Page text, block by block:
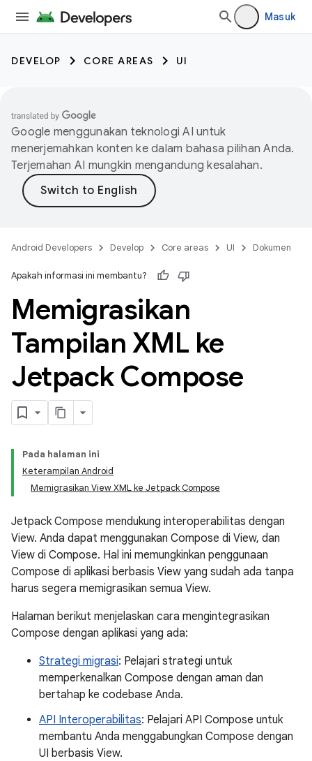
Masuk
DEVELOP CORE AREAS UI
Google menggunakan teknologi AI untuk
menerjemahkan konten ke dalam bahasa pilihan Anda.
Terjemahan AI mungkin mengandung kesalahan.
Android Developers Develop Core areas UI Dokumen
Apakah informasi ini membantu?
Memigrasikan
Tampilan XML ke
Jetpack Compose
Pada halaman ini
Keterampilan Android
Memigrasikan View XML ke Jetpack Compose
Jetpack Compose mendukung interoperabilitas dengan
View. Anda dapat menggunakan Compose di View, dan
View di Compose. Hal ini memungkinkan penggunaan
Compose di aplikasi berbasis View yang sudah ada tanpa
harus segera memigrasikan semua View.
Halaman berikut menjelaskan cara mengintegrasikan
Compose dengan aplikasi yang ada:
Strategi migrasi: Pelajari strategi untuk
memperkenalkan Compose dengan aman dan
bertahap ke codebase Anda.
API Interoperabilitas: Pelajari API Compose untuk
membantu Anda menggabungkan Compose dengan
UI berbasis View.